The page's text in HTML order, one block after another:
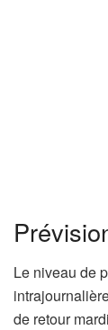
Le niveau de
de retour